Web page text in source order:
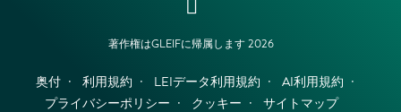
著作権はGLEIFに帰属します 2026
奥付 利用規約 LEIデータ利用規約
AI利用規約
プライバシーポリシー
クッキー サイトマップ